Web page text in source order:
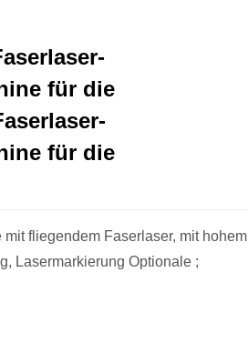
für die
für die
fliegendem Faserlaser, mit hohem
Lasermarkierung Optionale ;